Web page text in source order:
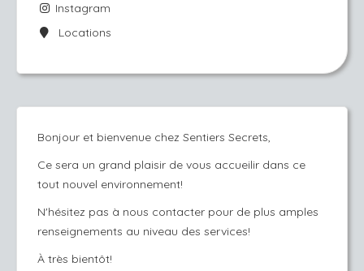
Instagram
Locations
Bonjour et bienvenue chez Sentiers Secrets,
Ce sera un grand plaisir de vous accueilir dans ce
tout nouvel environnement!
N'hésitez pas à nous contacter pour de plus amples
renseignements au niveau des services!
À très bientôt!